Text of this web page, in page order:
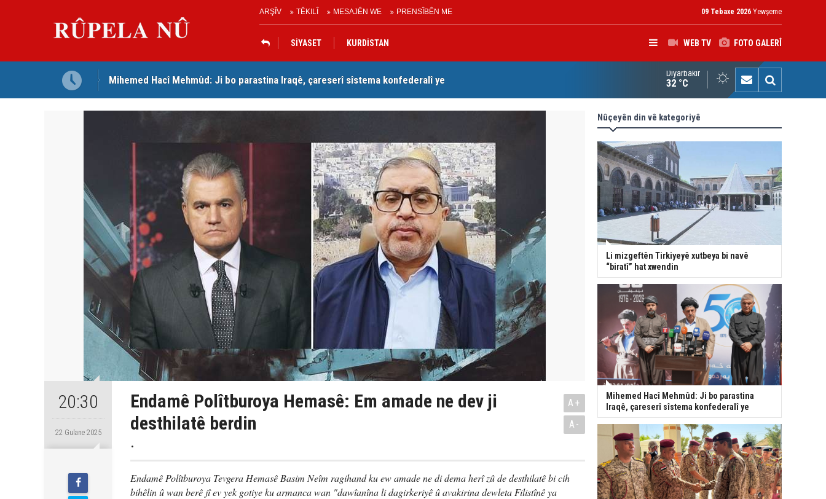
ARŞÎV TÊKILÎ MESAJÊN WE PRENSÎBÊN ME 09 Tebaxe 2026 Yewşeme
WEB TV FOTO GALERÎ
SİYASET KURDİSTAN
Mihemed Hacî Mehmûd: Ji bo parastina Iraqê, çareserî sîstema konfederalî ye Serokerkanê Iraqê Fermandariya Operasyonên Rojhilatê Dîcleyê
Diyarbakır
32 °C
20:30
22 Gulane 2025
Endamê Polîtburoya Hemasê: Em amade ne dev ji
desthilatê berdin
.
A+
A-
Endamê Polîtburoya Tevgera Hemasê Basim Neîm ragihand ku ew amade ne di dema herî zû de desthilatê bi cih
bihêlin û wan berê jî ev yek gotiye ku armanca wan "dawîanîna li dagirkeriyê û avakirina dewleta Filistînê ya
Nûçeyên din vê kategoriyê
Li mizgeftên Tirkiyeyê xutbeya bi navê
“biratî” hat xwendin
Mihemed Hacî Mehmûd: Ji bo parastina
Iraqê, çareserî sîstema konfederalî ye